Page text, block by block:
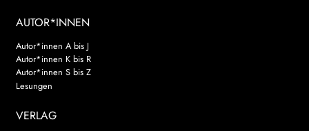
AUTOR*INNEN
Autor*innen A bis J
Autor*innen K bis R
Autor*innen S bis Z
Lesungen
VERLAG